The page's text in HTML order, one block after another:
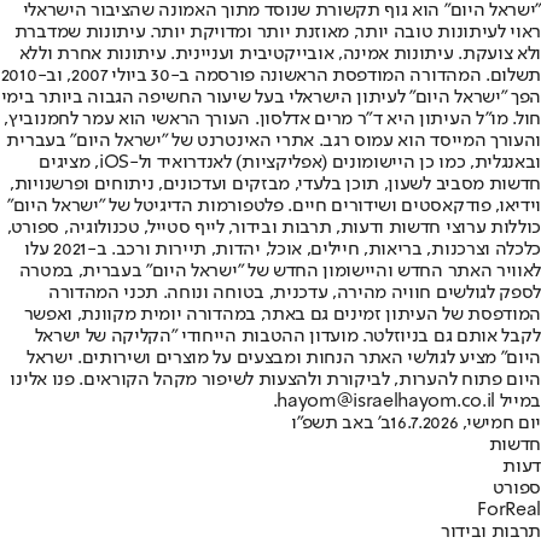
"ישראל היום" הוא גוף תקשורת שנוסד מתוך האמונה שהציבור הישראלי
ראוי לעיתונות טובה יותר, מאוזנת יותר ומדויקת יותר. עיתונות שמדברת
ולא צועקת. עיתונות אמינה, אובייקטיבית ועניינית. עיתונות אחרת וללא
תשלום. המהדורה המודפסת הראשונה פורסמה ב-30 ביולי 2007, וב-2010
הפך "ישראל היום" לעיתון הישראלי בעל שיעור החשיפה הגבוה ביותר בימי
חול. מו"ל העיתון היא ד"ר מרים אדלסון. העורך הראשי הוא עמר לחמנוביץ,
והעורך המייסד הוא עמוס רגב. אתרי האינטרנט של "ישראל היום" בעברית
ובאנגלית, כמו כן היישומונים (אפליקציות) לאנדרואיד ול-iOS, מציגים
חדשות מסביב לשעון, תוכן בלעדי, מבזקים ועדכונים, ניתוחים ופרשנויות,
וידיאו, פודקאסטים ושידורים חיים. פלטפורמות הדיגיטל של "ישראל היום"
כוללות ערוצי חדשות ודעות, תרבות ובידור, לייף סטייל, טכנולוגיה, ספורט,
כלכלה וצרכנות, בריאות, חיילים, אוכל, יהדות, תיירות ורכב. ב-2021 עלו
לאוויר האתר החדש והיישומון החדש של "ישראל היום" בעברית, במטרה
לספק לגולשים חוויה מהירה, עדכנית, בטוחה ונוחה. תכני המהדורה
המודפסת של העיתון זמינים גם באתר, במהדורה יומית מקוונת, ואפשר
לקבל אותם גם בניוזלטר. מועדון ההטבות הייחודי "הקליקה של ישראל
היום" מציע לגולשי האתר הנחות ומבצעים על מוצרים ושירותים. ישראל
היום פתוח להערות, לביקורת ולהצעות לשיפור מקהל הקוראים. פנו אלינו
במייל hayom@israelhayom.co.il.
יום חמישי, 16.7.2026
ב' באב תשפ"ו
חדשות
דעות
ספורט
ForReal
תרבות ובידור